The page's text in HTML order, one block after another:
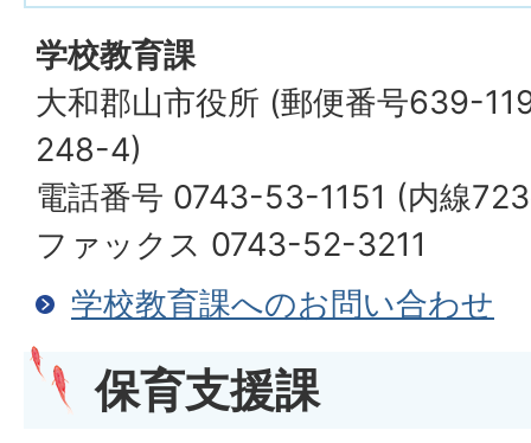
学校教育課
大和郡山市役所 (郵便番号639-
248-4)
電話番号 0743-53-1151 (内線
ファックス 0743-52-3211
学校教育課へのお問い合わせ
保育支援課